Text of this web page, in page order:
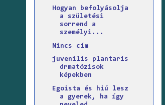
Hogyan befolyásolja
a születési
sorrend a
személyi...
Nincs cím
juvenilis plantaris
drmatózisok
képekben
Egoista és hiú lesz
a gyerek, ha így